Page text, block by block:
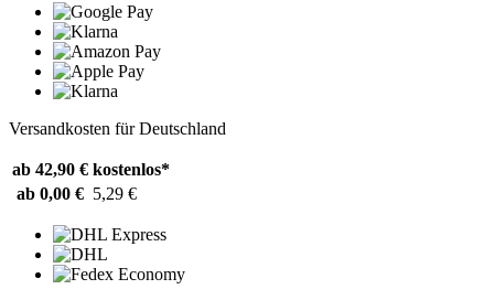
Versandkosten für Deutschland
ab 42,90 € kostenlos*
ab 0,00 € 5,29 €